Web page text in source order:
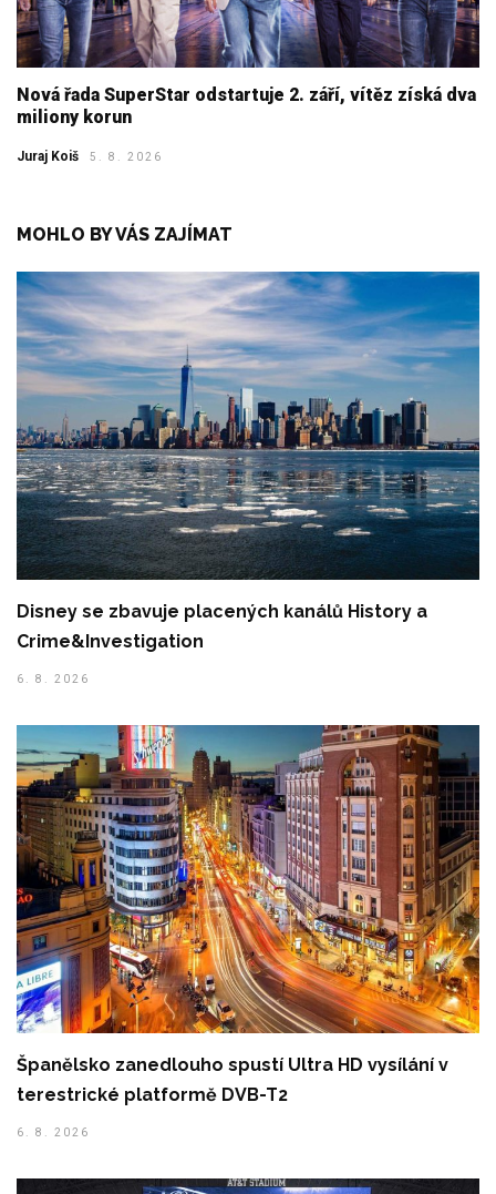
Nová řada SuperStar odstartuje 2. září, vítěz získá dva
miliony korun
Juraj Koiš 5. 8. 2026
MOHLO BY VÁS ZAJÍMAT
Disney se zbavuje placených kanálů History a
Crime&Investigation
6. 8. 2026
Španělsko zanedlouho spustí Ultra HD vysílání v
terestrické platformě DVB-T2
6. 8. 2026